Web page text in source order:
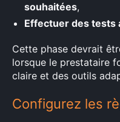
souhaitées,
Effectuer des tests
Cette phase devrait
lorsque le prestataire
claire et des outils
Configurez les